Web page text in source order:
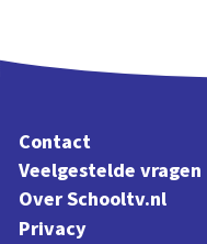
Contact
Veelgestelde vragen
Over Schooltv.nl
Privacy